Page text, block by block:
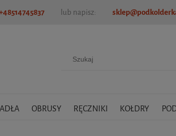
lub napisz:
OBRUSY RĘCZNIKI KOŁDRY